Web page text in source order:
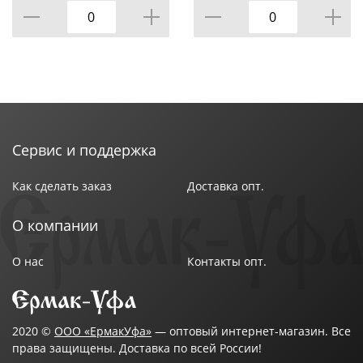
Сервис и поддержка
Как сделать заказ Доставка опт.
О компании
О нас Контакты опт.
2020 © ООО «ЕрмакУфа» — оптовый интернет-магазин. Все
права защищены. Доставка по всей России!